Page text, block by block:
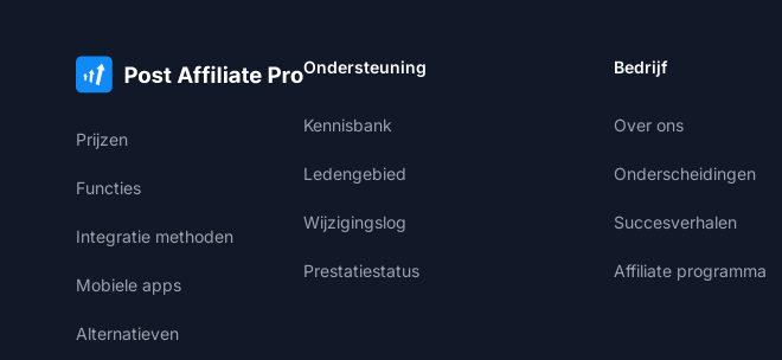
Prijzen
Functies
Integratie methoden
Mobiele apps
Alternatieven
Ondersteuning
Kennisbank
Ledengebied
Wijzigingslog
Prestatiestatus
Bedrijf
Over ons
Onderscheidingen
Succesverhalen
Affiliate programma